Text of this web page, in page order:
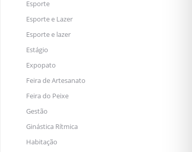
Esporte
Esporte e Lazer
Esporte e lazer
Estágio
Expopato
Feira de Artesanato
Feira do Peixe
Gestão
Ginástica Rítmica
Habitação